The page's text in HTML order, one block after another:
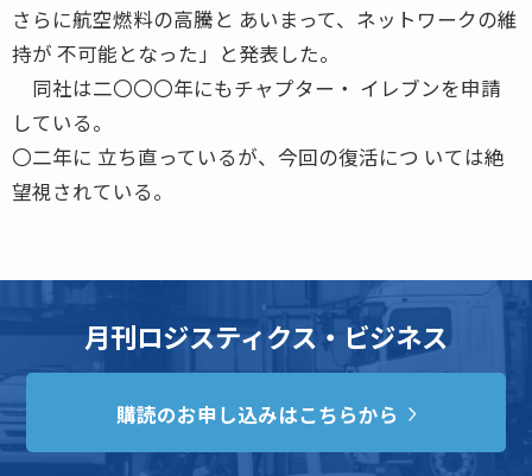
さらに航空燃料の高騰と あいまって、ネットワークの維
持が 不可能となった」と発表した。
同社は二〇〇〇年にもチャプター・ イレブンを申請
している。
〇二年に 立ち直っているが、今回の復活につ いては絶
望視されている。
月刊ロジスティクス・ビジネス
購読のお申し込みはこちらから